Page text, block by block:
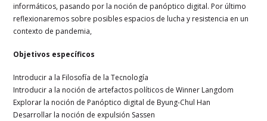
informáticos, pasando por la noción de panóptico digital. Por último
reflexionaremos sobre posibles espacios de lucha y resistencia en un
contexto de pandemia,
Objetivos específicos
Introducir a la Filosofía de la Tecnología
Introducir a la noción de artefactos políticos de Winner Langdom
Explorar la noción de Panóptico digital de Byung-Chul Han
Desarrollar la noción de expulsión Sassen